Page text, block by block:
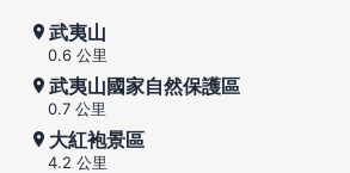
武夷山
0.6 公里
武夷山國家自然保護區
0.7 公里
大紅袍景區
4.2 公里